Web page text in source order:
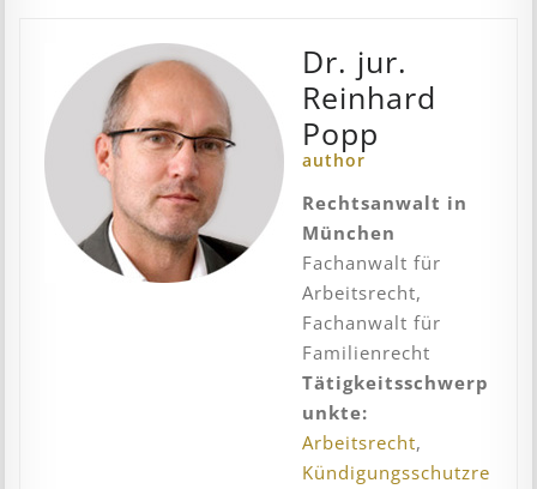
Dr. jur.
Reinhard
Popp
author
Rechtsanwalt in
München
Fachanwalt für
Arbeitsrecht,
Fachanwalt für
Familienrecht
Tätigkeitsschwerp
unkte:
Arbeitsrecht,
Kündigungsschutzre